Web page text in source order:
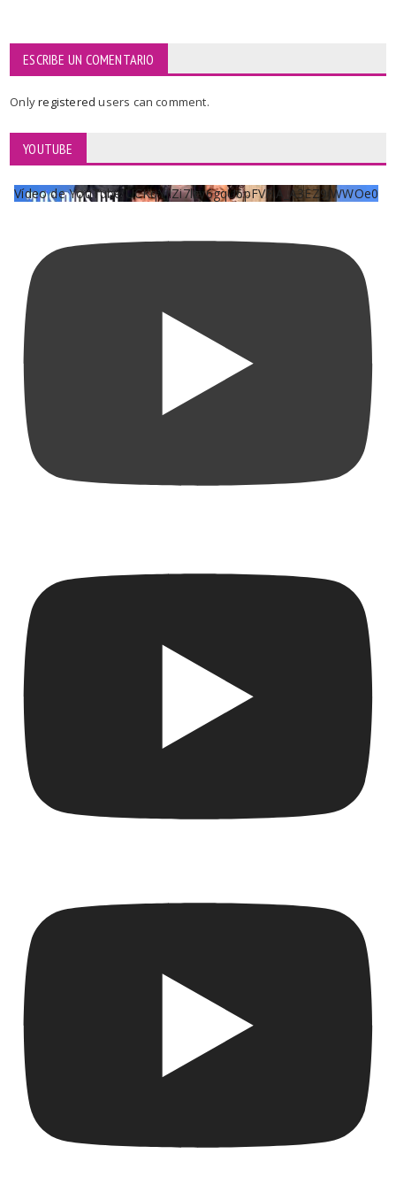
ESCRIBE UN COMENTARIO
Onlyregisteredusers can comment.
YOUTUBE
Vídeo de YouTube UCKqYjiZi7lzy6gqU6pFVFiA_A3EZ9JWWOe0